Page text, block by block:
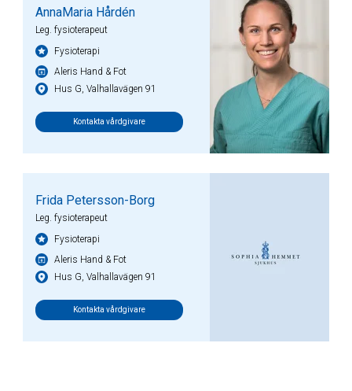
AnnaMaria Hårdén
Leg. fysioterapeut
Fysioterapi
Aleris Hand & Fot
Hus G, Valhallavägen 91
Kontakta vårdgivare
Frida Petersson-Borg
Leg. fysioterapeut
Fysioterapi
Aleris Hand & Fot
Hus G, Valhallavägen 91
Kontakta vårdgivare